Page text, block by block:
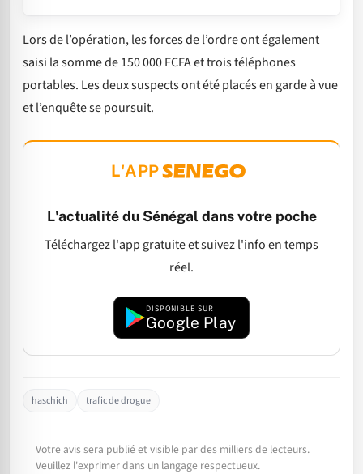
Lors de l’opération, les forces de l’ordre ont également
saisi la somme de 150 000 FCFA et trois téléphones
portables. Les deux suspects ont été placés en garde à vue
et l’enquête se poursuit.
L'APP
L'actualité du Sénégal dans votre poche
Téléchargez l'app gratuite et suivez l'info en temps
réel.
DISPONIBLE SUR
Google Play
haschich trafic de drogue
Votre avis sera publié et visible par des milliers de lecteurs.
Veuillez l'exprimer dans un langage respectueux.